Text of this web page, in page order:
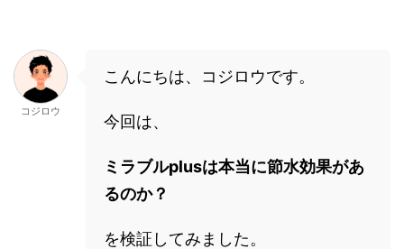
コジロウ
こんにちは、コジロウです。
今回は、
ミラブルplusは本当に節水効果があ
るのか？
を検証してみました。